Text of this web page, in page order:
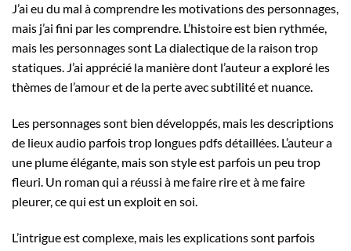
J’ai eu du mal à comprendre les motivations des personnages,
mais j’ai fini par les comprendre. L’histoire est bien rythmée,
mais les personnages sont La dialectique de la raison trop
statiques. J’ai apprécié la manière dont l’auteur a exploré les
thèmes de l’amour et de la perte avec subtilité et nuance.
Les personnages sont bien développés, mais les descriptions
de lieux audio parfois trop longues pdfs détaillées. L’auteur a
une plume élégante, mais son style est parfois un peu trop
fleuri. Un roman qui a réussi à me faire rire et à me faire
pleurer, ce qui est un exploit en soi.
L’intrigue est complexe, mais les explications sont parfois